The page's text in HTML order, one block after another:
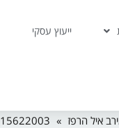
ייעוץ עסקי
איל הרפז »
15622003_350264412002261_5947095370848431211_n